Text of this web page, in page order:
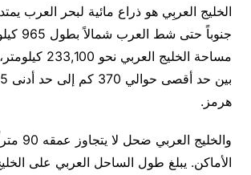
الخليج العربِي هو ذراع مائية لبحر العرب
جنوباً حتى
مساحة الخليج
هرمز.
والخليج